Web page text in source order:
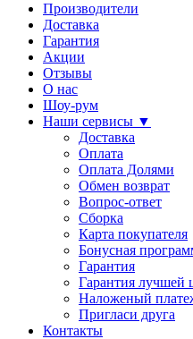
Производители
Доставка
Гарантия
Акции
Отзывы
О нас
Шоу-рум
Наши сервисы ▼
Доставка
Оплата
Оплата Долями
Обмен возврат
Вопрос-ответ
Сборка
Карта покупателя
Бонусная
Гарантия
Гарантия лучшей
Наложеный
Пригласи друга
Контакты